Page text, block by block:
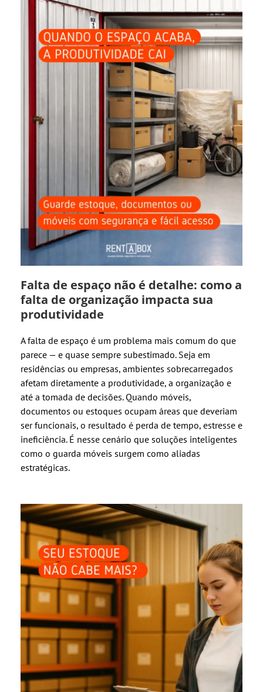
Falta de espaço não é detalhe: como a
falta de organização impacta sua
produtividade
A falta de espaço é um problema mais comum do que
parece — e quase sempre subestimado. Seja em
residências ou empresas, ambientes sobrecarregados
afetam diretamente a produtividade, a organização e
até a tomada de decisões. Quando móveis,
documentos ou estoques ocupam áreas que deveriam
ser funcionais, o resultado é perda de tempo, estresse e
ineficiência. É nesse cenário que soluções inteligentes
como o guarda móveis surgem como aliadas
estratégicas.